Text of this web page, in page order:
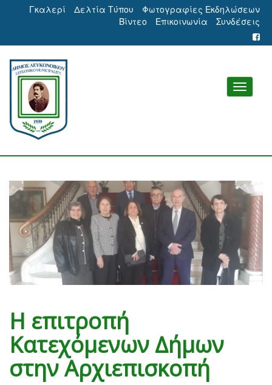
Γκαλερί Δελτία Τύπου
Φωτογραφίες Εκδηλώσεων
Βίντεο
Επικοινωνία Συνδέσεις
Η επιτροπή
Κατεχόμενων Δήμων
στην Αρχιεπισκοπή